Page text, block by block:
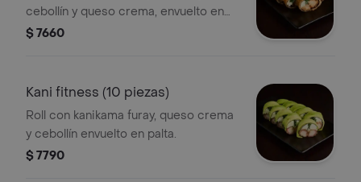
cebollín y queso crema, envuelto en
nori tempurizado. Sin opción de
$ 7660
Kani fitness (10 piezas)
Roll con kanikama furay, queso crema
y cebollín envuelto en palta.
$ 7790